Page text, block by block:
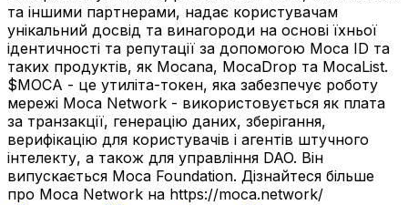
та іншими партнерами, надає користувачам
унікальний досвід та винагороди на основі їхньої
ідентичності та репутації за допомогою Moca ID та
таких продуктів, як Mocana, MocaDrop та MocaList.
$MOCA - це утиліта-токен, яка забезпечує роботу
мережі Moca Network - використовується як плата
за транзакції, генерацію даних, зберігання,
верифікацію для користувачів і агентів штучного
інтелекту, а також для управління DAO. Він
випускається Moca Foundation. Дізнайтеся більше
про Moca Network на https://moca.network/